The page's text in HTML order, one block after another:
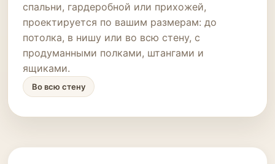
спальни, гардеробной или прихожей,
проектируется по вашим размерам: до
потолка, в нишу или во всю стену, с
продуманными полками, штангами и
ящиками.
Во всю стену